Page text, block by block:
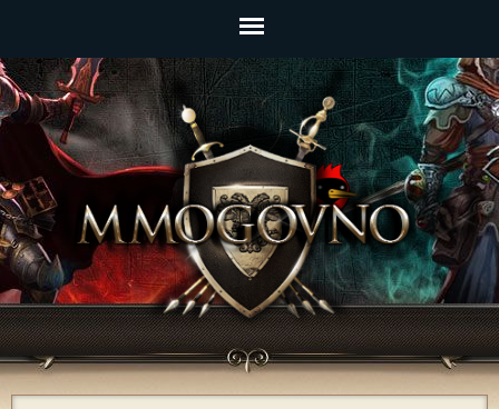
Главное
меню
Jump to navigation